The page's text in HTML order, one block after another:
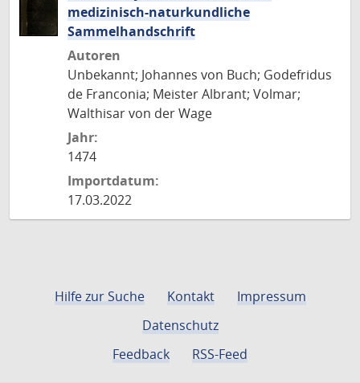
medizinisch-naturkundliche
Sammelhandschrift
Autoren
Unbekannt; Johannes von Buch; Godefridus
de Franconia; Meister Albrant; Volmar;
Walthisar von der Wage
Jahr:
1474
Importdatum:
17.03.2022
Hilfe zur Suche Kontakt
Impressum
Datenschutz
Feedback
RSS-Feed